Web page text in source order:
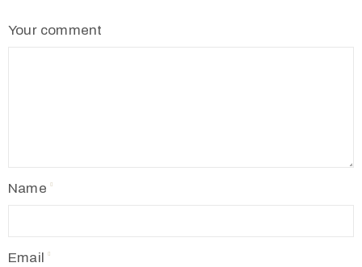
Your comment
Name
Email